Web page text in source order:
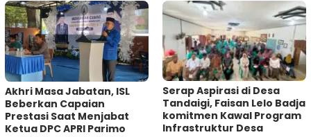
Akhri Masa Jabatan, ISL
Beberkan Capaian
Prestasi Saat Menjabat
Ketua DPC APRI Parimo
Serap Aspirasi di Desa
Tandaigi, Faisan Lelo Badja
komitmen Kawal Program
Infrastruktur Desa